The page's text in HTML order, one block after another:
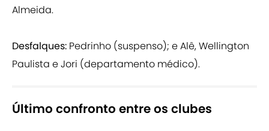
Almeida.
Desfalques: Pedrinho (suspenso); e Alê, Wellington
Paulista e Jori (departamento médico).
Último confronto entre os clubes